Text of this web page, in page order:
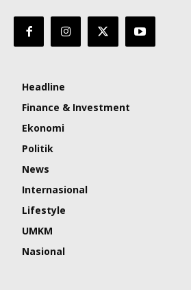
Headline
Finance & Investment
Ekonomi
Politik
News
Internasional
Lifestyle
UMKM
Nasional